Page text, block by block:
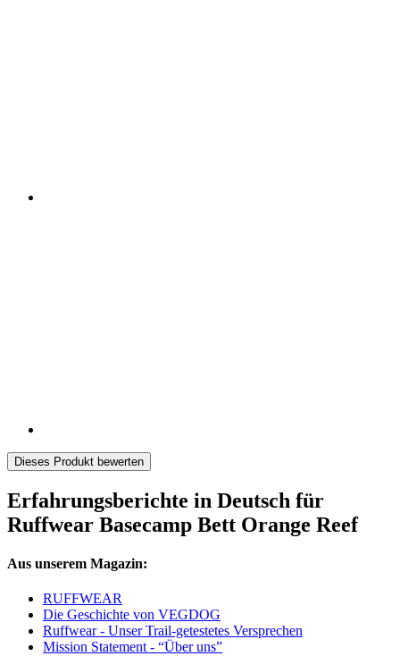
Dieses Produkt bewerten
Erfahrungsberichte in Deutsch für
Ruffwear Basecamp Bett Orange Reef
Aus unserem Magazin:
RUFFWEAR
Die Geschichte von VEGDOG
Ruffwear - Unser Trail-getestetes Versprechen
Mission Statement - “Über uns”